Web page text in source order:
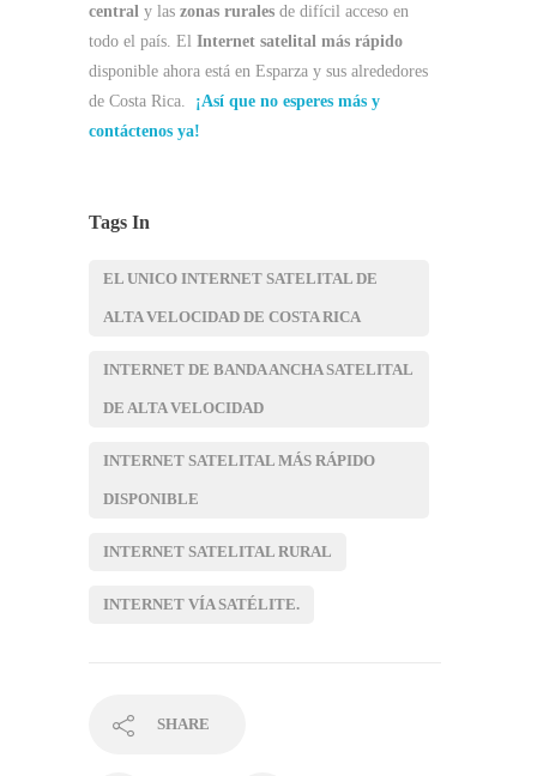
central y las zonas rurales de difícil acceso en
todo el país. El Internet satelital más rápido
disponible ahora está en Esparza y ​​sus alrededores
de Costa Rica. ¡Así que no esperes más y
contáctenos ya!
Tags In
EL UNICO INTERNET SATELITAL DE
ALTA VELOCIDAD DE COSTA RICA
INTERNET DE BANDA ANCHA SATELITAL
DE ALTA VELOCIDAD
INTERNET SATELITAL MÁS RÁPIDO
DISPONIBLE
INTERNET SATELITAL RURAL
INTERNET VÍA SATÉLITE.
SHARE